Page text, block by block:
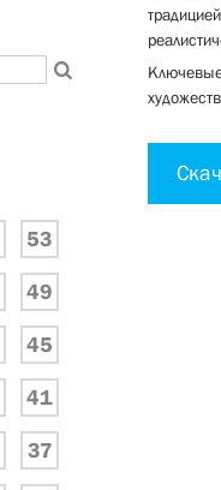
Ключевые
53
49
45
41
37